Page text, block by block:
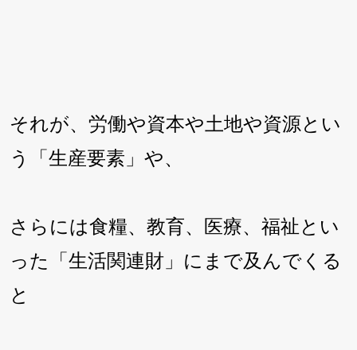
それが、労働や資本や土地や資源とい
う「生産要素」や、
さらには食糧、教育、医療、福祉とい
った「生活関連財」にまで及んでくる
と